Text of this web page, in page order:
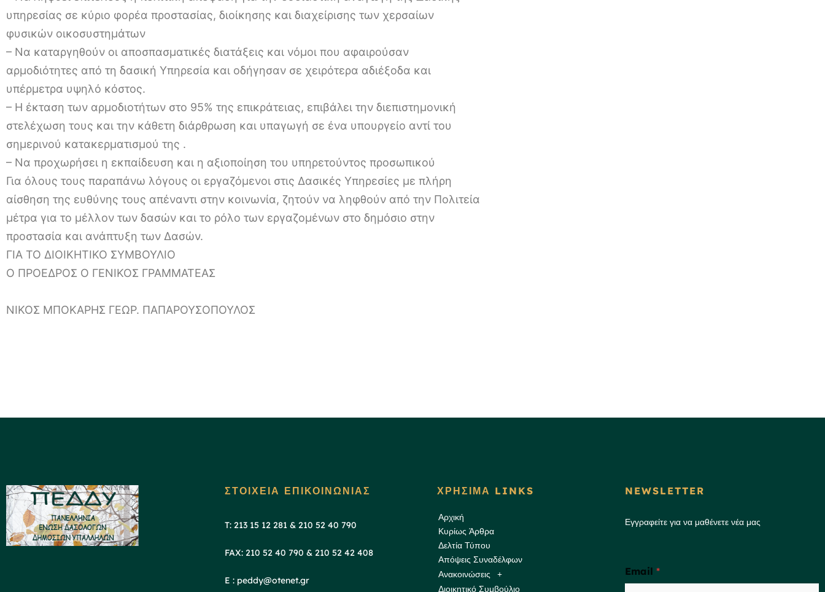
υπηρεσίας σε κύριο φορέα προστασίας, διοίκησης και διαχείρισης των χερσαίων
φυσικών οικοσυστημάτων
– Να καταργηθούν οι αποσπασματικές διατάξεις και νόμοι που αφαιρούσαν
αρμοδιότητες από τη δασική Υπηρεσία και οδήγησαν σε χειρότερα αδιέξοδα και
υπέρμετρα υψηλό κόστος.
– Η έκταση των αρμοδιοτήτων στο 95% της επικράτειας, επιβάλει την διεπιστημονική
στελέχωση τους και την κάθετη διάρθρωση και υπαγωγή σε ένα υπουργείο αντί του
σημερινού κατακερματισμού της .
– Να προχωρήσει η εκπαίδευση και η αξιοποίηση του υπηρετούντος προσωπικού
Για όλους τους παραπάνω λόγους οι εργαζόμενοι στις Δασικές Υπηρεσίες με πλήρη
αίσθηση της ευθύνης τους απέναντι στην κοινωνία, ζητούν να ληφθούν από την Πολιτεία
μέτρα για το μέλλον των δασών και το ρόλο των εργαζομένων στο δημόσιο στην
προστασία και ανάπτυξη των Δασών.
ΓΙΑ ΤΟ ΔΙΟΙΚΗΤΙΚΟ ΣΥΜΒΟΥΛΙΟ
Ο ΠΡΟΕΔΡΟΣ Ο ΓΕΝΙΚΟΣ ΓΡΑΜΜΑΤΕΑΣ
ΝΙΚΟΣ ΜΠΟΚΑΡΗΣ ΓΕΩΡ. ΠΑΠΑΡΟΥΣΟΠΟΥΛΟΣ
ΣΤΟΙΧΕΙΑ ΕΠΙΚΟΙΝΩΝΙΑΣ
T: 213 15 12 281 & 210 52 40 790
FAX: 210 52 40 790 & 210 52 42 408
E : peddy@otenet.gr
ΧΡΗΣΙΜΑ LINKS
Αρχική
Κυρίως Άρθρα
Δελτία Τύπου
Απόψεις Συναδέλφων
Ανακοινώσεις
Διοικητικό Συμβούλιο
NEWSLETTER
Εγγραφείτε για να μαθένετε νέα μας
Email *